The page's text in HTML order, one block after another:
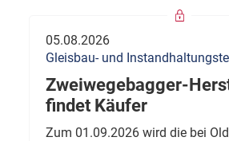
05.08.2026
Gleisbau- und
Zweiwegebagger-
findet Käufer
Zum 01.09.2026 wird die bei